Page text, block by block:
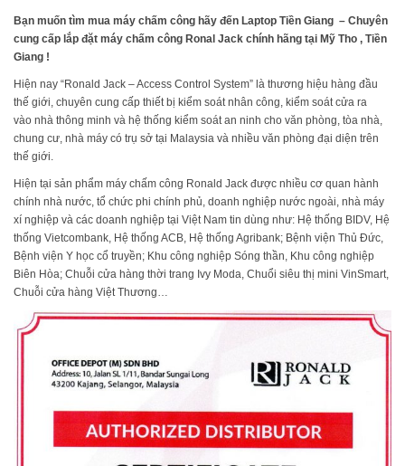
Bạn muốn tìm mua máy chấm công hãy đến Laptop Tiền Giang – Chuyên
cung cấp lắp đặt máy chấm công Ronal Jack chính hãng tại Mỹ Tho , Tiền
Giang !
Hiện nay “Ronald Jack – Access Control System” là thương hiệu hàng đầu
thế giới, chuyên cung cấp thiết bị kiểm soát nhân công, kiểm soát cửa ra
vào nhà thông minh và hệ thống kiểm soát an ninh cho văn phòng, tòa nhà,
chung cư, nhà máy có trụ sở tại Malaysia và nhiều văn phòng đại diện trên
thế giới.
Hiện tại sản phẩm máy chấm công Ronald Jack được nhiều cơ quan hành
chính nhà nước, tổ chức phi chính phủ, doanh nghiệp nước ngoài, nhà máy
xí nghiệp và các doanh nghiệp tại Việt Nam tin dùng như: Hệ thống BIDV, Hệ
thống Vietcombank, Hệ thống ACB, Hệ thống Agribank; Bệnh viện Thủ Đức,
Bệnh viện Y học cổ truyền; Khu công nghiệp Sóng thần, Khu công nghiệp
Biên Hòa; Chuỗi cửa hàng thời trang Ivy Moda, Chuổi siêu thị mini VinSmart,
Chuỗi cửa hàng Việt Thương…